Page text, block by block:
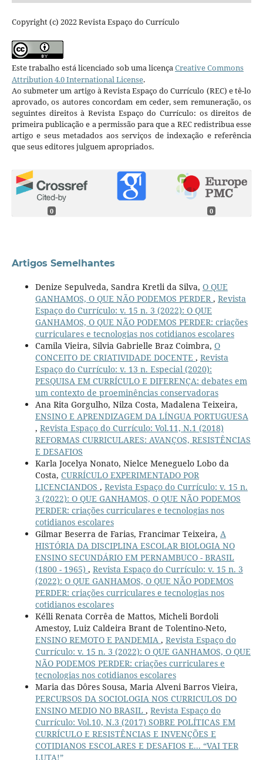
Copyright (c) 2022 Revista Espaço do Currículo
Este trabalho está licenciado sob uma licençaCreative Commons
Attribution 4.0 International License.
Ao submeter um artigo à Revista Espaço do Currículo (REC) e tê-lo
aprovado, os autores concordam em ceder, sem remuneração, os
seguintes direitos à Revista Espaço do Currículo: os direitos de
primeira publicação e a permissão para que a REC redistribua esse
artigo e seus metadados aos serviços de indexação e referência
que seus editores julguem apropriados.
0 0
Artigos Semelhantes
Denize Sepulveda, Sandra Kretli da Silva, O QUE
GANHAMOS, O QUE NÃO PODEMOS PERDER, Revista
Espaço do Currículo: v. 15 n. 3 (2022): O QUE
GANHAMOS, O QUE NÃO PODEMOS PERDER: criações
curriculares e tecnologias nos cotidianos escolares
Camila Vieira, Silvia Gabrielle Braz Coimbra, O
CONCEITO DE CRIATIVIDADE DOCENTE , Revista
Espaço do Currículo: v. 13 n. Especial (2020):
PESQUISA EM CURRÍCULO E DIFERENÇA: debates em
um contexto de proeminências conservadoras
Ana Rita Gorgulho, Nilza Costa, Madalena Teixeira,
ENSINO E APRENDIZAGEM DA LÍNGUA PORTUGUESA
, Revista Espaço do Currículo: Vol.11, N.1 (2018)
REFORMAS CURRICULARES: AVANÇOS, RESISTÊNCIAS
E DESAFIOS
Karla Jocelya Nonato, Nielce Meneguelo Lobo da
Costa, CURRÍCULO EXPERIMENTADO POR
LICENCIANDOS , Revista Espaço do Currículo: v. 15 n.
3 (2022): O QUE GANHAMOS, O QUE NÃO PODEMOS
PERDER: criações curriculares e tecnologias nos
cotidianos escolares
Gilmar Beserra de Farias, Francimar Teixeira, A
HISTÓRIA DA DISCIPLINA ESCOLAR BIOLOGIA NO
ENSINO SECUNDÁRIO EM PERNAMBUCO - BRASIL
(1800 - 1965) , Revista Espaço do Currículo: v. 15 n. 3
(2022): O QUE GANHAMOS, O QUE NÃO PODEMOS
PERDER: criações curriculares e tecnologias nos
cotidianos escolares
Kélli Renata Corrêa de Mattos, Micheli Bordoli
Amestoy, Luiz Caldeira Brant de Tolentino-Neto,
ENSINO REMOTO E PANDEMIA , Revista Espaço do
Currículo: v. 15 n. 3 (2022): O QUE GANHAMOS, O QUE
NÃO PODEMOS PERDER: criações curriculares e
tecnologias nos cotidianos escolares
Maria das Dôres Sousa, Maria Alveni Barros Vieira,
PERCURSOS DA SOCIOLOGIA NOS CURRICULOS DO
ENSINO MEDIO NO BRASIL , Revista Espaço do
Currículo: Vol.10, N.3 (2017) SOBRE POLÍTICAS EM
CURRÍCULO E RESISTÊNCIAS E INVENÇÕES E
COTIDIANOS ESCOLARES E DESAFIOS E... “VAI TER
LUTA!”